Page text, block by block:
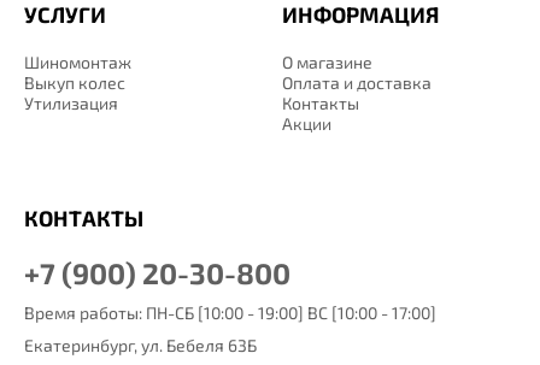
ИНФОРМАЦИЯ
О магазине
Оплата и доставка
Контакты
Акции
УСЛУГИ
Шиномонтаж
Выкуп колес
Утилизация
КОНТАКТЫ
+7 (900) 20-30-800
Время работы: ПН-СБ [10:00 - 19:00] ВС [10:00 - 17:00]
Екатеринбург, ул. Бебеля 63Б